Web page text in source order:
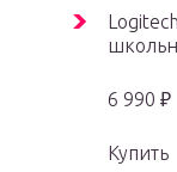
6 990 ₽
Купить